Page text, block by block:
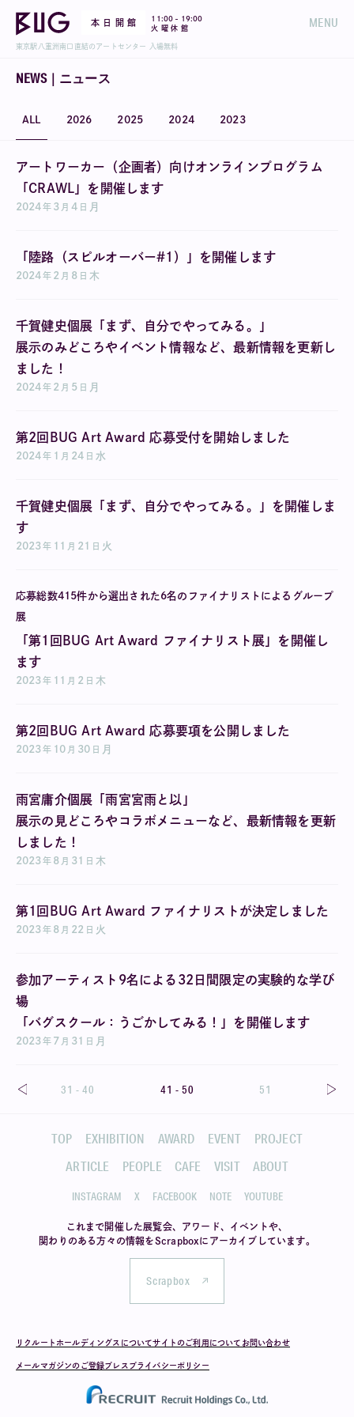
本 日 開 館 11:00 - 19:00
火 曜 休 館
MENU
東京駅八重洲南口直結のアートセンター 入場無料
NEWS｜ニュース
ALL 2026 2025 2024 2023
アートワーカー（企画者）向けオンラインプログラム
「CRAWL」を開催します
2024年 3 月 4 日 月
「陸路（スピルオーバー#1）」を開催します
2024年 2 月 8 日 木
千賀健史個展「まず、自分でやってみる。」
展示のみどころやイベント情報など、最新情報を更新し
ました！
2024年 2 月 5 日 月
第2回BUG Art Award 応募受付を開始しました
2024年 1 月 24 日 水
千賀健史個展「まず、自分でやってみる。」を開催しま
す
2023年 11 月 21 日 火
応募総数415件から選出された6名のファイナリストによるグループ
展
「第1回BUG Art Award ファイナリスト展」を開催し
ます
2023年 11 月 2 日 木
第2回BUG Art Award 応募要項を公開しました
2023年 10 月 30 日 月
雨宮庸介個展「雨宮宮雨と以」
展示の見どころやコラボメニューなど、最新情報を更新
しました！
2023年 8 月 31 日 木
第1回BUG Art Award ファイナリストが決定しました
2023年 8 月 22 日 火
参加アーティスト9名による32日間限定の実験的な学び
場
「バグスクール：うごかしてみる！」を開催します
2023年 7 月 31 日 月
31 - 40 41 - 50 51
TOP EXHIBITION AWARD EVENT
PROJECT
ARTICLE
PEOPLE CAFE VISIT ABOUT
INSTAGRAM X FACEBOOK NOTE YOUTUBE
これまで開催した展覧会、アワード、イベントや、
関わりのある方々の情報をScrapboxにアーカイブしています。
Scrapbox
リクルートホールディングスについてサイトのご利用について お問い合わせ
メールマガジンのご登録プレス プライバシーポリシー